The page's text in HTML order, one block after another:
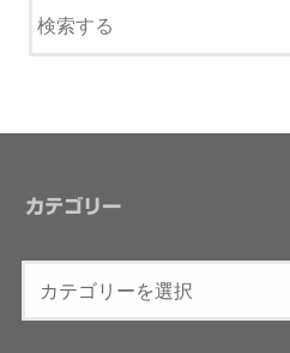
カテゴリー